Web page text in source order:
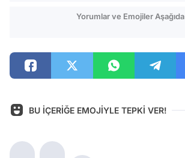
Yorumlar ve Emojiler Aşağıda
BU İÇERİĞE EMOJİYLE TEPKİ VER!